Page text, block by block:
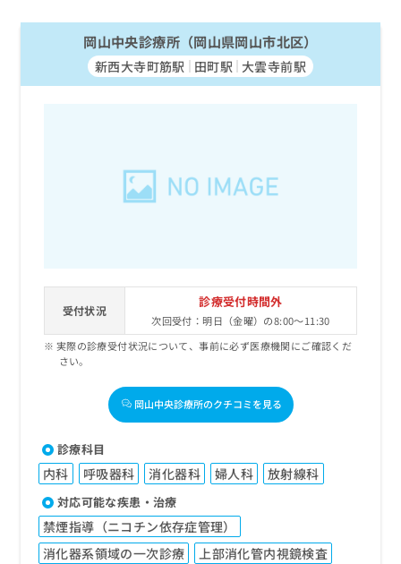
岡山中央診療所（岡山県岡山市北区）
新西大寺町筋駅 田町駅 大雲寺前駅
受付状況
診療受付時間外
次回受付：明日（金曜）の8:00～11:30
実際の診療受付状況について、事前に必ず医療機関にご確認くだ
さい。
岡山中央診療所のクチコミを見る
診療科目
内科 呼吸器科 消化器科 婦人科 放射線科
対応可能な疾患・治療
禁煙指導（ニコチン依存症管理）
消化器系領域の一次診療
上部消化管内視鏡検査